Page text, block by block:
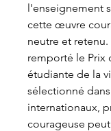
l'enseignement
cette œuvre
neutre et
remporté le Prix
étudiante de la
sélectionné
internationaux,
courageuse